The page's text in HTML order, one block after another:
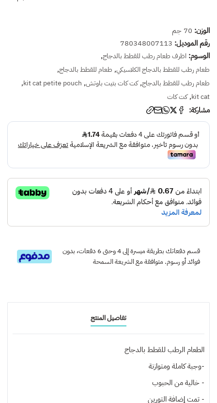
الوزن: 70 جم
رقم الموديل: 780348007113
الوسوم: اظرف طعام رطب للقطط بالدجاج,
طعام رطب للقطط بالدجاج الكلاسيكي, طعام للقطط بالدجاج,
طعام رطب للقطط بالدجاج,كت كات بتيت باوتش,
kit cat petite pouch
,
kit cat
,كت كات
مشاركة:
قسم دفعاتك بطريقة ميسرة إلى 4 وحتى 6 دفعات، بدون
فوائد أو رسوم. متوافقة مع الشريعة السمحة
تفاصيل المنتج
الطعام الرطب للقطط بالدجاج
-وجبة كاملة ومتوازنة
- خالية من الحبوب
- تمت إضافة التورين